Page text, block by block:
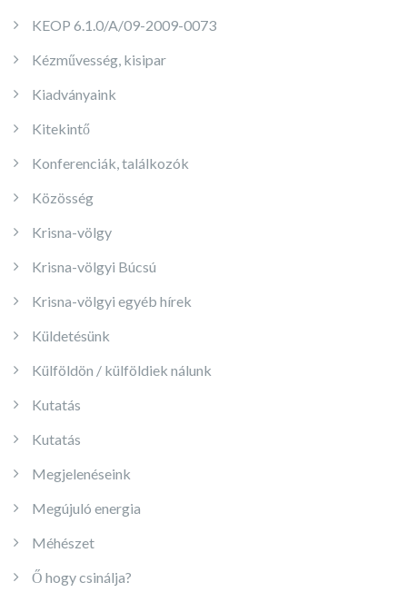
KEOP 6.1.0/A/09-2009-0073
Kézművesség, kisipar
Kiadványaink
Kitekintő
Konferenciák, találkozók
Közösség
Krisna-völgy
Krisna-völgyi Búcsú
Krisna-völgyi egyéb hírek
Küldetésünk
Külföldön / külföldiek nálunk
Kutatás
Kutatás
Megjelenéseink
Megújuló energia
Méhészet
Ő hogy csinálja?